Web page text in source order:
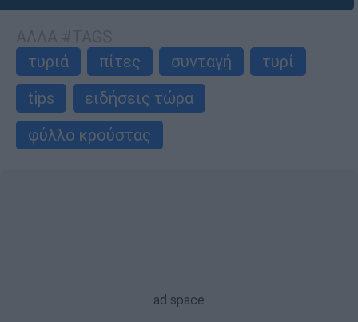
τυριά
πίτες συνταγή
τυρί
tips
ειδήσεις τώρα
φύλλο κρούστας